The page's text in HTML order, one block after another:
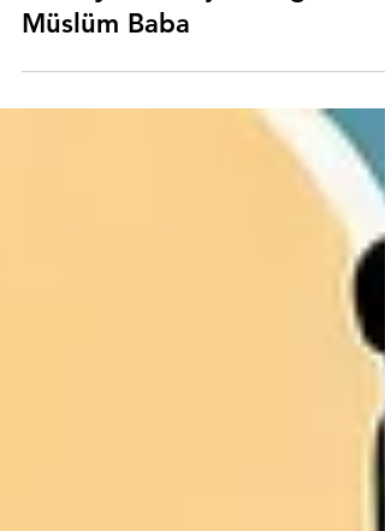
Den Tyrkiske Sjæl: Legenden
Müslüm Baba